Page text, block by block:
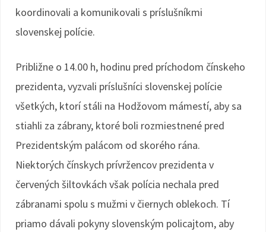
koordinovali a komunikovali s príslušníkmi
slovenskej polície.
Približne o 14.00 h, hodinu pred príchodom čínskeho
prezidenta, vyzvali príslušníci slovenskej polície
všetkých, ktorí stáli na Hodžovom mámestí, aby sa
stiahli za zábrany, ktoré boli rozmiestnené pred
Prezidentským palácom od skorého rána.
Niektorých čínskych prívržencov prezidenta v
červených šiltovkách však polícia nechala pred
zábranami spolu s mužmi v čiernych oblekoch. Tí
priamo dávali pokyny slovenským policajtom, aby